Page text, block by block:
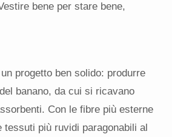
bene per stare bene,
progetto ben solido: produrre
banano, da cui si ricavano
Con le fibre più esterne
tessuti più ruvidi paragonabili al